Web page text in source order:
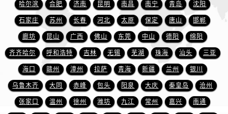
江西省抚州市临川区赣东大道宝珀售后服务中心（需提前预约）
江西省赣州市章贡区文清路宝珀售后服务中心（需提前预约）
江西省吉安市吉州区井冈山大道宝珀售后服务中心（需提前预约）
江西省景德镇市珠山区珠山中路宝珀售后服务中心（需提前预约）
江西省九江市浔阳区浔阳路宝珀售后服务中心（需提前预约）
江西省南昌市红谷滩新区红谷中大道998号绿地双子塔（中央广场）A1座办公楼14层1407室宝珀售后服务中心（需提前预约）
江西省萍乡市安源区萍安北大道与康庄路交叉口宝珀售后服务中心（需提前预约）
江西省上饶市信州区滨江西路宝珀售后服务中心（需提前预约）
哈尔滨 合肥 济南 昆明 南昌 南宁 青岛 沈阳
石家庄 苏州 长春 河北 太原 保定 唐山 邯郸
廊坊 昆山 广西 佛山 东莞 中山 德阳 绵阳
齐齐哈尔 呼和浩特 吉林 无锡 芜湖 珠海 汕头 三亚
海口 赣州 漳州 拉萨 青海 新疆 兰州 银川
乌鲁木齐 大同 赤峰 包头 阳泉 大庆 秦皇岛 沧州
张家口 温州 徐州 潍坊 九江 常州 嘉兴 南通